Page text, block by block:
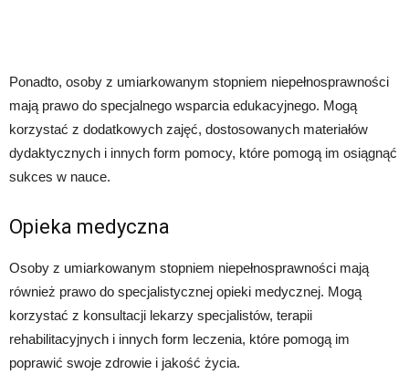
Ponadto, osoby z umiarkowanym stopniem niepełnosprawności
mają prawo do specjalnego wsparcia edukacyjnego. Mogą
korzystać z dodatkowych zajęć, dostosowanych materiałów
dydaktycznych i innych form pomocy, które pomogą im osiągnąć
sukces w nauce.
Opieka medyczna
Osoby z umiarkowanym stopniem niepełnosprawności mają
również prawo do specjalistycznej opieki medycznej. Mogą
korzystać z konsultacji lekarzy specjalistów, terapii
rehabilitacyjnych i innych form leczenia, które pomogą im
poprawić swoje zdrowie i jakość życia.